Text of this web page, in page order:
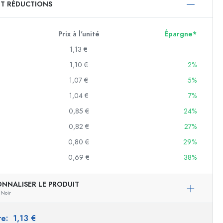
ml
ml
RÉDUCTIONS
Prix à l'unité
Épargne*
1,13 €
1,10 €
2%
1,07 €
5%
1,04 €
7%
0,85 €
24%
0,82 €
27%
0,80 €
29%
0,69 € 38%
LE PRODUIT
Noir
1,13 €